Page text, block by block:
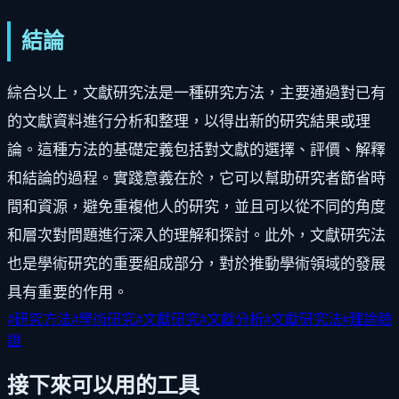
結論
綜合以上，文獻研究法是一種研究方法，主要通過對已有
的文獻資料進行分析和整理，以得出新的研究結果或理
論。這種方法的基礎定義包括對文獻的選擇、評價、解釋
和結論的過程。實踐意義在於，它可以幫助研究者節省時
間和資源，避免重複他人的研究，並且可以從不同的角度
和層次對問題進行深入的理解和探討。此外，文獻研究法
也是學術研究的重要組成部分，對於推動學術領域的發展
具有重要的作用。
#研究方法#學術研究#文獻研究#文獻分析#文獻研究法#理論驗
證
接下來可以用的工具